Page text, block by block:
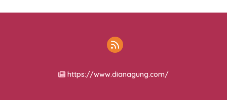
https://www.dianagung.com/